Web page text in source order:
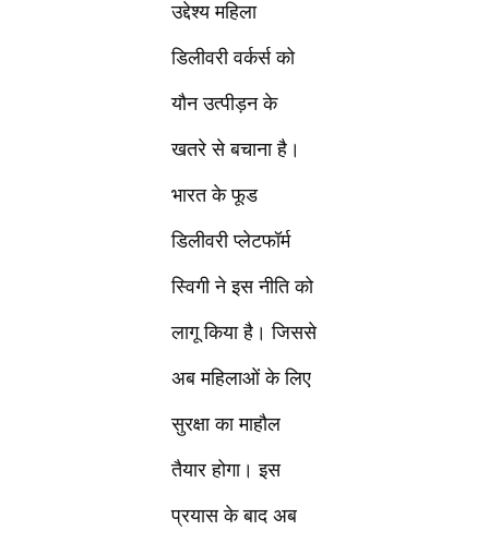
उद्देश्य महिला
डिलीवरी वर्कर्स को
यौन उत्पीड़न के
खतरे से बचाना है।
भारत के फूड
डिलीवरी प्लेटफॉर्म
स्विगी ने इस नीति को
लागू किया है। जिससे
अब महिलाओं के लिए
सुरक्षा का माहौल
तैयार होगा। इस
प्रयास के बाद अब